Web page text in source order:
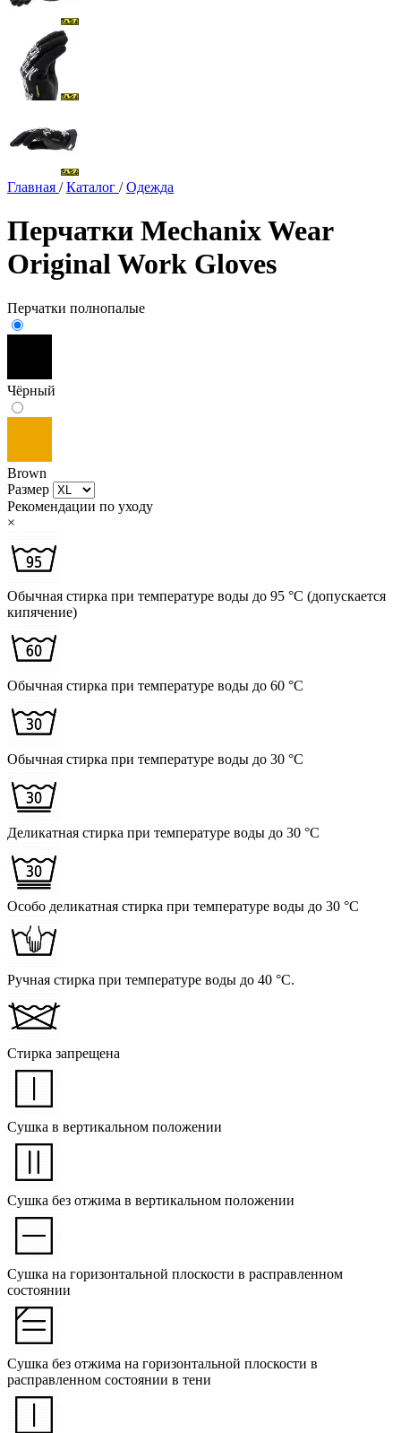
Главная / Каталог / Одежда
Перчатки Mechanix Wear
Original Work Gloves
Перчатки полнопалые
Чёрный
Brown
Размер
Рекомендации по уходу
×
Обычная стирка при температуре воды до 95 °C (допускается
кипячение)
Обычная стирка при температуре воды до 60 °C
Обычная стирка при температуре воды до 30 °C
Деликатная стирка при температуре воды до 30 °C
Особо деликатная стирка при температуре воды до 30 °C
Ручная стирка при температуре воды до 40 °C.
Стирка запрещена
Сушка в вертикальном положении
Сушка без отжима в вертикальном положении
Сушка на горизонтальной плоскости в расправленном
состоянии
Сушка без отжима на горизонтальной плоскости в
расправленном состоянии в тени